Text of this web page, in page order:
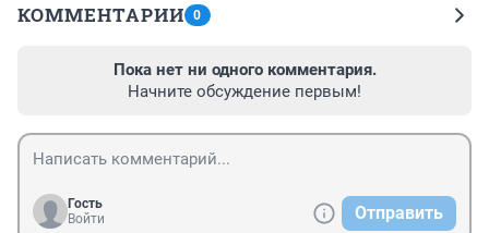
КОММЕНТАРИИ 0
Пока нет ни одного комментария.
Начните обсуждение первым!
Гость
Войти
Отправить